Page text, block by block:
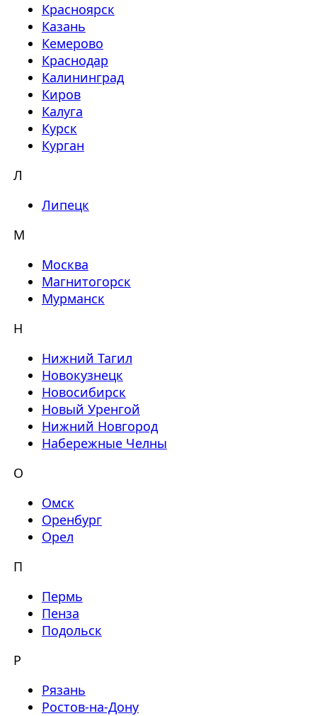
Красноярск
Казань
Кемерово
Краснодар
Калининград
Киров
Калуга
Курск
Курган
Л
Липецк
М
Москва
Магнитогорск
Мурманск
Н
Нижний Тагил
Новокузнецк
Новосибирск
Новый Уренгой
Нижний Новгород
Набережные Челны
О
Омск
Оренбург
Орел
П
Пермь
Пенза
Подольск
Р
Рязань
Ростов-на-Дону